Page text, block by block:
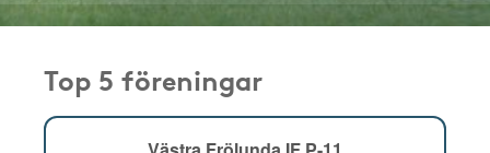
Top 5 föreningar